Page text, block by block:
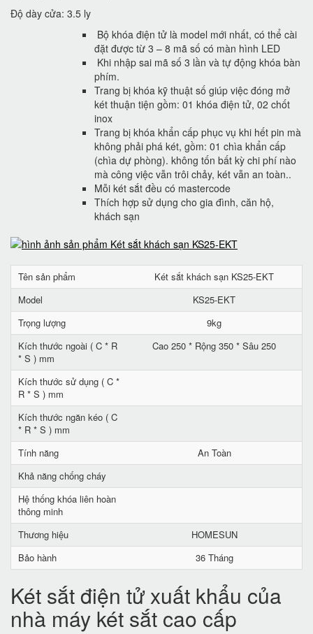
Độ dày cửa: 3.5 ly
Bộ khóa điện tử là model mới nhất, có thể cài
đặt được từ 3 – 8 mã số có màn hình LED
Khi nhập sai mã số 3 lần và tự động khóa bàn
phím.
Trang bị khóa kỹ thuật số giúp việc đóng mở
két thuận tiện gồm: 01 khóa điện tử, 02 chốt
inox
Trang bị khóa khẩn cấp phục vụ khi hết pin mà
không phải phá két, gồm: 01 chìa khẩn cấp
(chìa dự phòng). không tốn bất kỳ chi phí nào
mà công việc vẫn trôi chảy, két vẫn an toàn..
Mỗi két sắt đều có mastercode
Thích hợp sử dụng cho gia đình, căn hộ,
khách sạn
Tên sản phẩm
Két sắt khách sạn KS25-EKT
Model
KS25-EKT
Trọng lượng
9kg
Kích thước ngoài ( C * R
* S ) mm
Cao 250 * Rộng 350 * Sâu 250
Kích thước sử dụng ( C *
R * S ) mm
Kích thước ngăn kéo ( C
* R * S ) mm
Tính năng
An Toàn
Khả năng chống cháy
Hệ thống khóa liên hoàn
thông minh
Thương hiệu
HOMESUN
Bảo hành
36 Tháng
Két sắt điện tử xuất khẩu của
nhà máy két sắt cao cấp